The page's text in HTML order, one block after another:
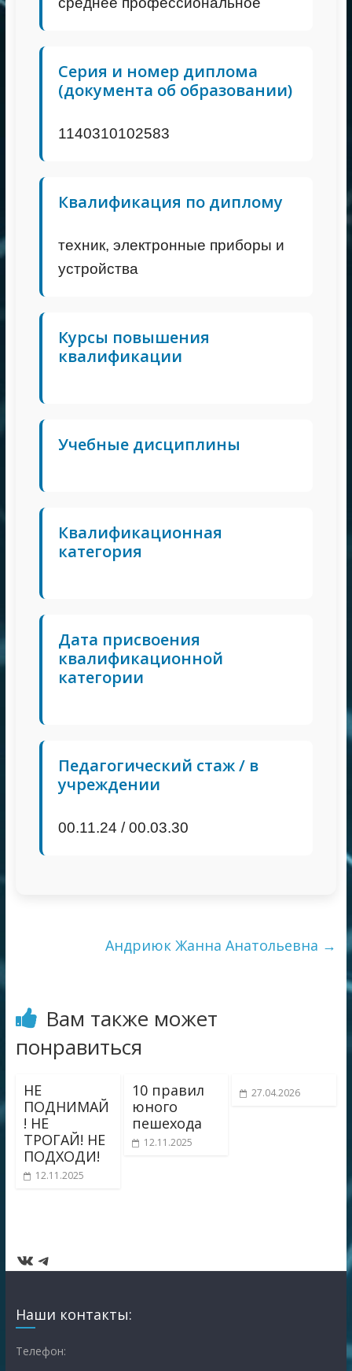
Серия и номер диплома
(документа об образовании)
1140310102583
Квалификация по диплому
техник, электронные приборы и
устройства
Курсы повышения
квалификации
Учебные дисциплины
Квалификационная
категория
Дата присвоения
квалификационной
категории
Педагогический стаж / в
учреждении
00.11.24 / 00.03.30
Андриюк Жанна Анатольевна →
Вам также может
понравиться
НЕ
ПОДНИМАЙ
! НЕ
ТРОГАЙ! НЕ
ПОДХОДИ!
12.11.2025
10 правил
юного
пешехода
12.11.2025
27.04.2026
ВКонтакте
Telegram
Наши контакты:
Телефон: